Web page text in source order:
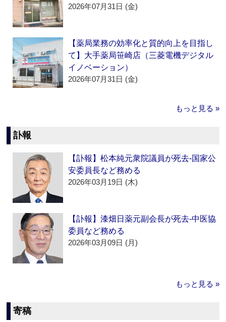
2026年07月31日 (金)
【薬局業務の効率化と質的向上を目指し
て】大手薬局笹崎店（三菱電機デジタル
イノベーション）
2026年07月31日 (金)
もっと見る »
訃報
【訃報】松本純元衆院議員が死去‐国家公
安委員長など務める
2026年03月19日 (木)
【訃報】漆畑日薬元副会長が死去‐中医協
委員など務める
2026年03月09日 (月)
もっと見る »
寄稿